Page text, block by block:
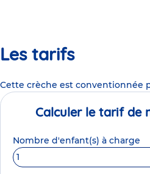
Les tarifs
Cette crèche est conventionnée
Calculer le tarif de
Nombre d'enfant(s) à charge
1